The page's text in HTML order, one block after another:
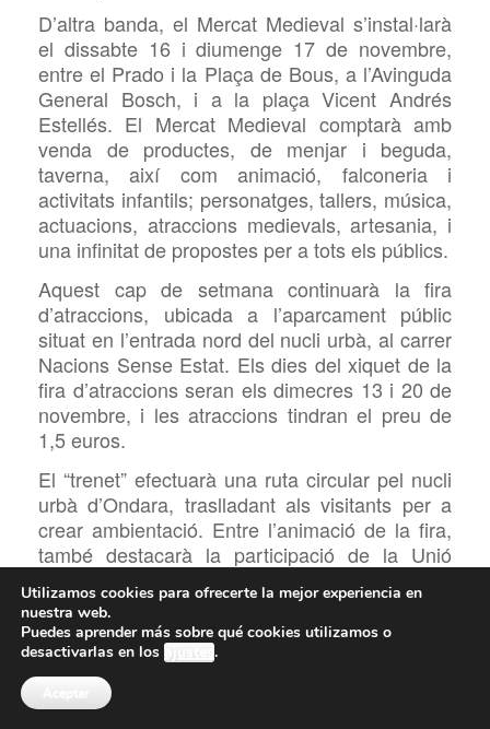
D’altra banda, el Mercat Medieval s’instal·larà
el dissabte 16 i diumenge 17 de novembre,
entre el Prado i la Plaça de Bous, a l’Avinguda
General Bosch, i a la plaça Vicent Andrés
Estellés. El Mercat Medieval comptarà amb
venda de productes, de menjar i beguda,
taverna, així com animació, falconeria i
activitats infantils; personatges, tallers, música,
actuacions, atraccions medievals, artesania, i
una infinitat de propostes per a tots els públics.
Aquest cap de setmana continuarà la fira
d’atraccions, ubicadaa l’aparcament públic
situat en l’entrada nord del nucli urbà, al carrer
Nacions Sense Estat. Els dies del xiquet de la
fira d’atraccions seran els dimecres 13 i 20 de
novembre, i les atraccions tindran el preu de
1,5 euros.
El “trenet” efectuarà una ruta circular pel nucli
urbà d’Ondara, traslladant als visitants per a
crear ambientació. Entre l’animació de la fira,
també destacarà la participació de la Unió
Santa Cecília; aquest segon cap de setmana,
amb cercavila de laUMO.
Utilizamos cookies para ofrecerte la mejor experiencia en
nuestra web.
Puedes aprender más sobre qué cookies utilizamos o
desactivarlas en los ajustes.